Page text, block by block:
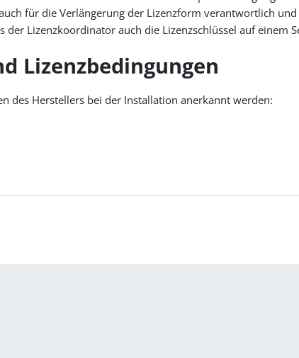
für die Verlängerung der Lizenzform verantwortlich
Lizenzkoordinator auch die Lizenzschlüssel auf einem
Lizenzbedingungen
des Herstellers bei der Installation anerkannt werden: